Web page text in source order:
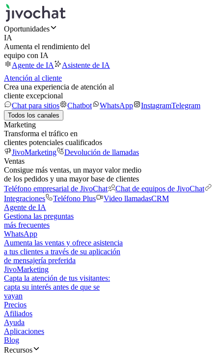
Oportunidades
IA
Aumenta el rendimiento del
equipo con IA
Agente de IA
Asistente de IA
Atención al cliente
Crea una experiencia de atención al
cliente excepcional
Chat para sitios
Chatbot WhatsApp InstagramTelegram
Todos los canales
Marketing
Transforma el tráfico en
clientes potenciales cualificados
JivoMarketing
Devolución de llamadas
Ventas
Consigue más ventas, un mayor valor medio
de los pedidos y una mayor base de clientes
Teléfono empresarial de JivoChat
Chat de equipos de JivoChat
Integraciones
Teléfono Plus Video llamadasCRM
Agente de IA
Gestiona las preguntas
más frecuentes
WhatsApp
Aumenta las ventas y ofrece asistencia
a tus clientes a través de su aplicación
de mensajería preferida
JivoMarketing
Capta la atención de tus visitantes:
capta su interés antes de que se
vayan
Precios
Afiliados
Ayuda
Aplicaciones
Blog
Recursos